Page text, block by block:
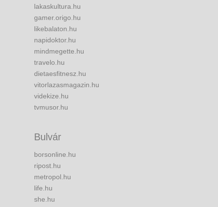
lakaskultura.hu
gamer.origo.hu
likebalaton.hu
napidoktor.hu
mindmegette.hu
travelo.hu
dietaesfitnesz.hu
vitorlazasmagazin.hu
videkize.hu
tvmusor.hu
Bulvár
borsonline.hu
ripost.hu
metropol.hu
life.hu
she.hu